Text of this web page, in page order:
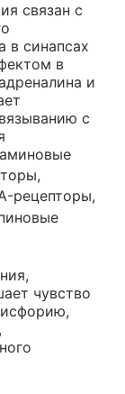
связан с
в синапсах
в
и
с
рецепторы,
чувство